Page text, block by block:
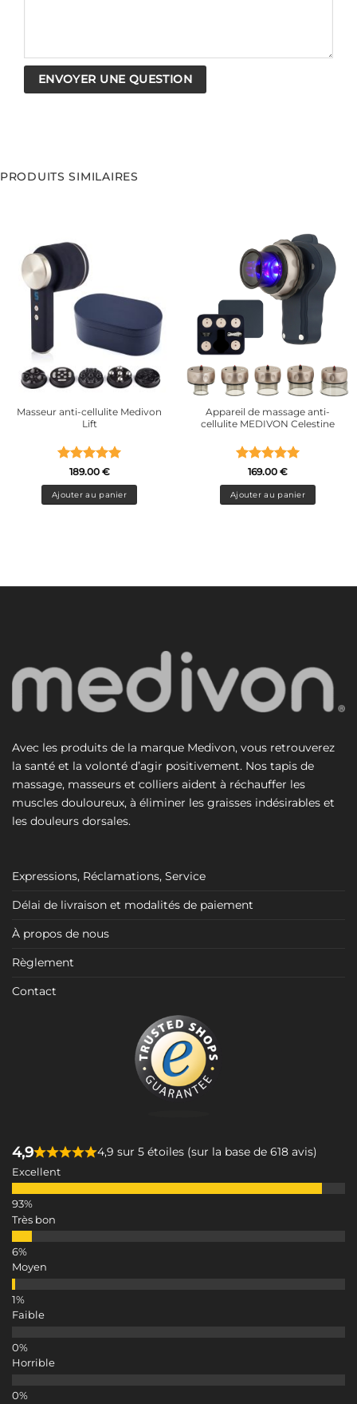
PRODUITS SIMILAIRES
Masseur anti-cellulite Medivon
Lift
Note5sur
5
189.00 €
Ajouter au panier
Appareil de massage anti-
cellulite MEDIVON Celestine
Note5sur
5
169.00 €
Ajouter au panier
Avec les produits de la marque Medivon, vous retrouverez
la santé et la volonté d’agir positivement. Nos tapis de
massage, masseurs et colliers aident à réchauffer les
muscles douloureux, à éliminer les graisses indésirables et
les douleurs dorsales.
Expressions, Réclamations, Service
Délai de livraison et modalités de paiement
À propos de nous
Règlement
Contact
4,9 4,9 sur 5 étoiles (sur la base de 618 avis)
Excellent
Très bon
Moyen
Faible
Horrible